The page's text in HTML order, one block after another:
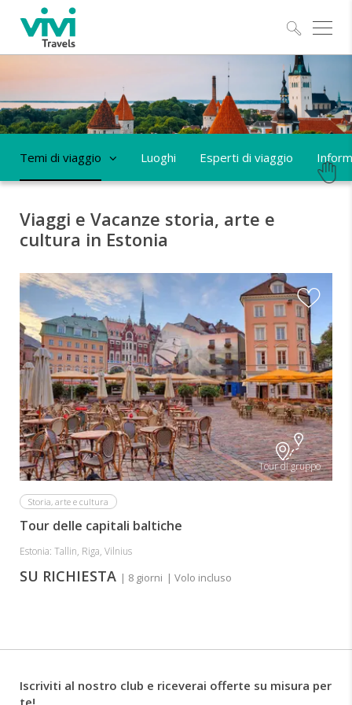
Temi di viaggio Luoghi Esperti di viaggio
Viaggi e Vacanze storia, arte e
cultura in Estonia
Tour di gruppo
Storia, arte e cultura
Tour delle capitali baltiche
Estonia: Tallin, Riga, Vilnius
SU RICHIESTA | 8 giorni | Volo incluso
Iscriviti al nostro club e riceverai offerte su misura per